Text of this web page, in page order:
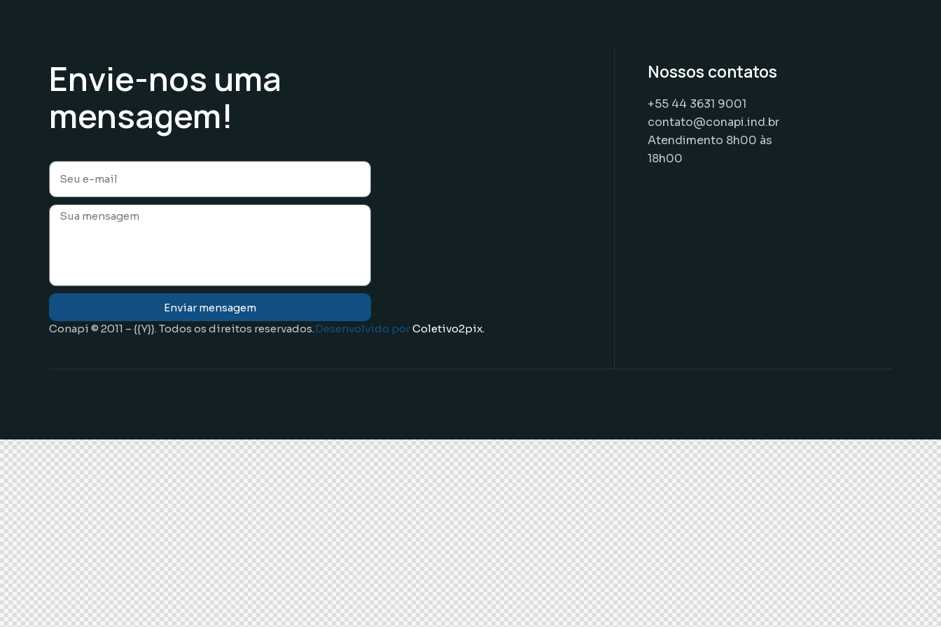
Envie-nos uma
mensagem!
Enviar mensagem
Conapi © 2011 – {{Y}}. Todos os direitos reservados.Desenvolvido porColetivo2pix.
Nossos contatos
+55 44 3631 9001
contato@conapi.ind.br
Atendimento 8h00 às
18h00